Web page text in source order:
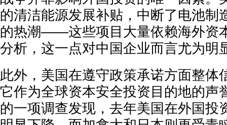
的清洁能源发展补贴，中断了电池制
的热潮——这些项目大量依赖海外资
分析，这一点对中国企业而言尤为明
此外，美国在遵守政策承诺方面整体
它作为全球资本安全投资目的地的声
的一项调查发现，去年美国在外国投